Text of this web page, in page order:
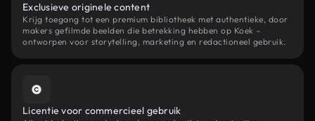
Exclusieve originele content
Krijg toegang tot een premium bibliotheek met authentieke, door
makers gefilmde beelden die betrekking hebben op Koek –
ontworpen voor storytelling, marketing en redactioneel gebruik.
Licentie voor commercieel gebruik